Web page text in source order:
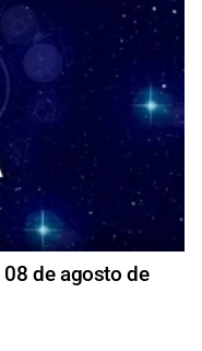
de agosto de